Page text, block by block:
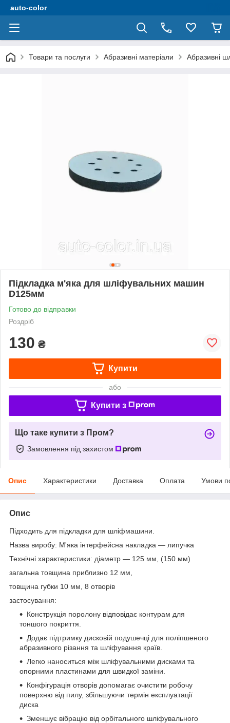
auto-color
Товари та послуги Абразивні матеріали Абразивні
Підкладка м'яка для шліфувальних машин
D125мм
Готово до відправки
Роздріб
130 ₴
Купити
або
Купити з
Що таке купити з Пром?
Замовлення під захистом
Опис Характеристики Доставка Оплата Умови
Опис
Підходить для підкладки для шліфмашини.
Назва виробу: М'яка інтерфейсна накладка — липучка
Технічні характеристики: діаметр — 125 мм, (150 мм)
загальна товщина приблизно 12 мм,
товщина губки 10 мм, 8 отворів
застосування:
Конструкція поролону відповідає контурам для
тоншого покриття.
Додає підтримку дисковій подушечці для поліпшеного
абразивного різання та шліфування країв.
Легко наноситься між шліфувальними дисками та
опорними пластинами для швидкої заміни.
Конфігурація отворів допомагає очистити робочу
поверхню від пилу, збільшуючи термін експлуатації
диска
Зменшує вібрацію від орбітального шліфувального